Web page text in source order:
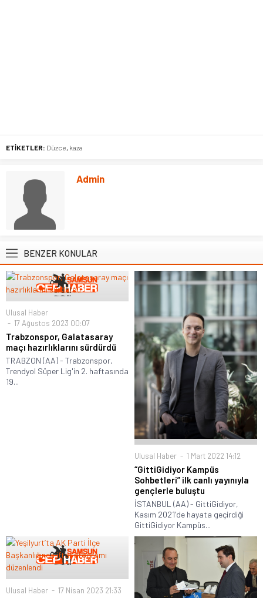
ETİKETLER: Düzce, kaza
Admin
BENZER KONULAR
Ulusal Haber
17 Ağustos 2023 00:07
Trabzonspor, Galatasaray
maçı hazırlıklarını sürdürdü
TRABZON (AA) - Trabzonspor,
Trendyol Süper Lig'in 2. haftasında
19...
Ulusal Haber 1 Mart 2022 14:12
“GittiGidiyor Kampüs
Sohbetleri” ilk canlı yayınıyla
gençlerle buluştu
İSTANBUL (AA) - GittiGidiyor,
Kasım 2021'de hayata geçirdiği
GittiGidiyor Kampüs...
Ulusal Haber 17 Nisan 2023 21:33